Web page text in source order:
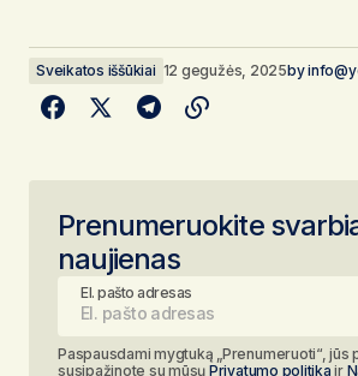
Sveikatos iššūkiai 12 gegužės, 2025by
Prenumeruokite
naujienas
El. pašto adresas
Paspausdami mygtuką „Prenumeruoti“, jūs
susipažinote su mūsų Privatumo politika ir